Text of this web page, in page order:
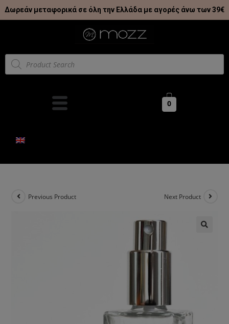
Δωρεάν μεταφορικά σε όλη την Ελλάδα με αγορές άνω των 39€
0
Previous Product Next Product